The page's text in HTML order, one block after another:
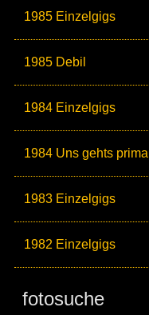
1985 Einzelgigs
1985 Debil
1984 Einzelgigs
1984 Uns gehts prima
1983 Einzelgigs
1982 Einzelgigs
fotosuche